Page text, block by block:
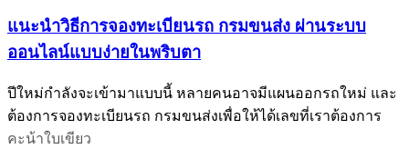
แนะนำวิธีการจองทะเบียนรถ กรมขนส่ง ผ่านระบบ
ออนไลน์แบบง่ายในพริบตา
ปีใหม่กำลังจะเข้ามาแบบนี้ หลายคนอาจมีแผนออกรถใหม่ และ
ต้องการจองทะเบียนรถ กรมขนส่งเพื่อให้ได้เลขที่เราต้องการ
คะน้าใบเขียว